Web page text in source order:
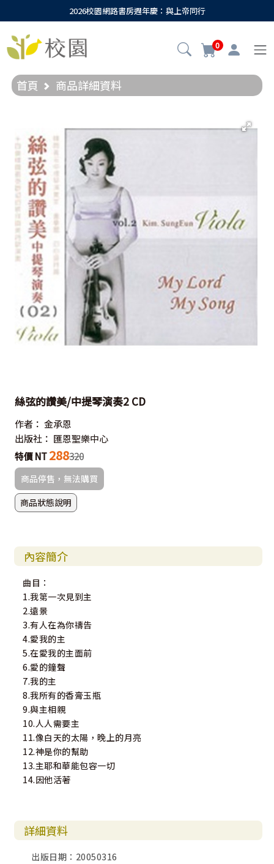
2026校園網路書房週年慶：與上帝同行
0
首頁 商品詳細資料
絲弦的讚美/中提琴演奏2 CD
作者： 金承恩
出版社： 匯恩聖樂中心
特價 NT 288320
商品停售，無法購買
商品狀態說明
內容簡介
曲目：
1.我第一次見到主
2.遠景
3.有人在為你禱告
4.愛我的主
5.在愛我的主面前
6.愛的鐘聲
7.我的主
8.我所有的香膏玉瓶
9.與主相親
10.人人需要主
11.像白天的太陽，晚上的月亮
12.神是你的幫助
13.主耶和華能包容一切
14.因他活著
詳細資料
出版日期：20050316